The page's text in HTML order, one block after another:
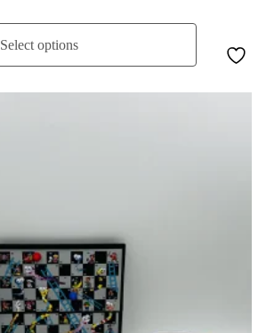
Select options